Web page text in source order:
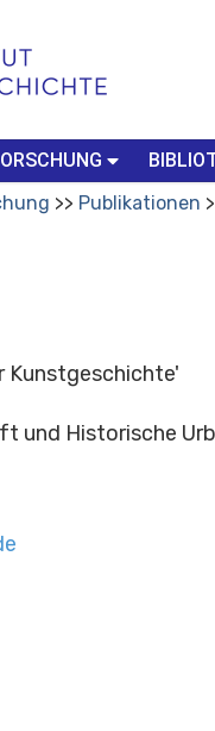
Publikationen
Kunstgeschichte'
und Historische